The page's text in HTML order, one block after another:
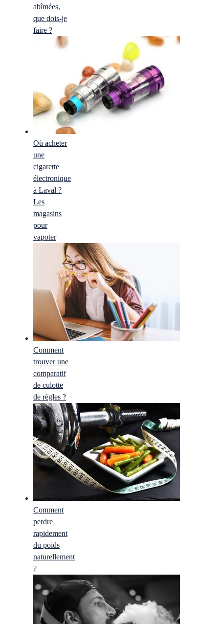
abîmées,
que dois-je
faire ?
Où acheter
une
cigarette
électronique
à Laval ?
Les
magasins
pour
vapoter
Comment
trouver une
comparatif
de culotte
de règles ?
Comment
perdre
rapidement
du poids
naturellement
?